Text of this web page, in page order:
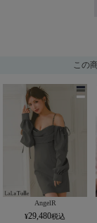
この
AngelR
29,480